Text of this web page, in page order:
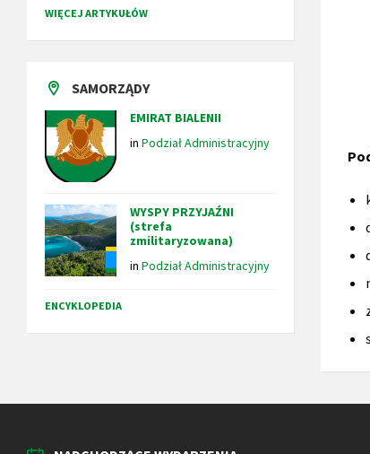
WIĘCEJ ARTYKUŁÓW
SAMORZĄDY
EMIRAT BIALENII
in Podział Administracyjny
WYSPY PRZYJAŹNI
(strefa
zmilitaryzowana)
in Podział Administracyjny
ENCYKLOPEDIA